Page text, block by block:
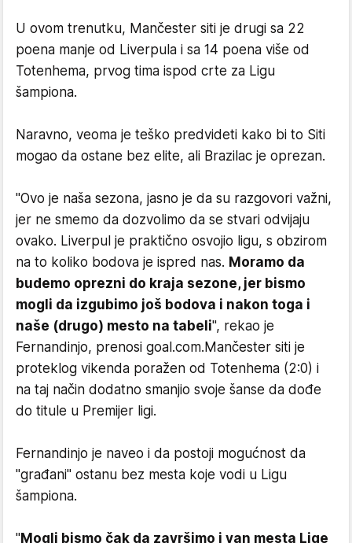
U ovom trenutku, Mančester siti je drugi sa 22
poena manje od Liverpula i sa 14 poena više od
Totenhema, prvog tima ispod crte za Ligu
šampiona.
Naravno, veoma je teško predvideti kako bi to Siti
mogao da ostane bez elite, ali Brazilac je oprezan.
"Ovo je naša sezona, jasno je da su razgovori važni,
jer ne smemo da dozvolimo da se stvari odvijaju
ovako. Liverpul je praktično osvojio ligu, s obzirom
na to koliko bodova je ispred nas. Moramo da
budemo oprezni do kraja sezone, jer bismo
mogli da izgubimo još bodova i nakon toga i
naše (drugo) mesto na tabeli", rekao je
Fernandinjo, prenosi goal.com.Mančester siti je
proteklog vikenda poražen od Totenhema (2:0) i
na taj način dodatno smanjio svoje šanse da dođe
do titule u Premijer ligi.
Fernandinjo je naveo i da postoji mogućnost da
"građani" ostanu bez mesta koje vodi u Ligu
šampiona.
"Mogli bismo čak da završimo i van mesta Lige